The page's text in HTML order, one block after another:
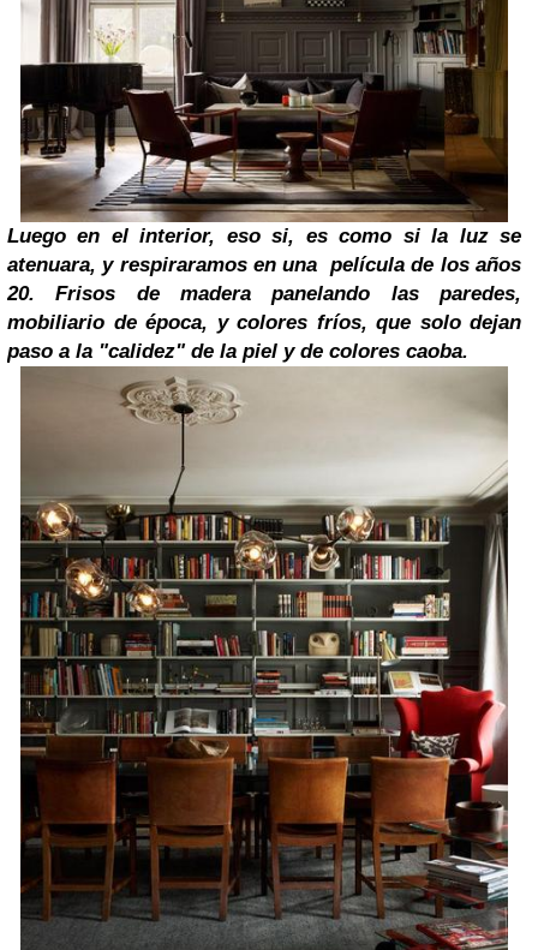
Luego en el interior, eso si, es como si la luz se
atenuara, y respiraramos en una película de los años
20.
Frisos de madera panelando las paredes,
mobiliario de época, y colores fríos, que solo dejan
paso a la "calidez" de la piel y de colores caoba.